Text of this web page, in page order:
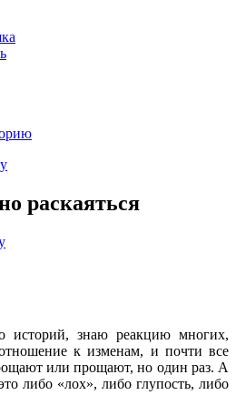
раскаяться
историй, знаю реакцию многих,
к изменам, и почти все
или прощают, но один раз. А
либо «лох», либо глупость, либо